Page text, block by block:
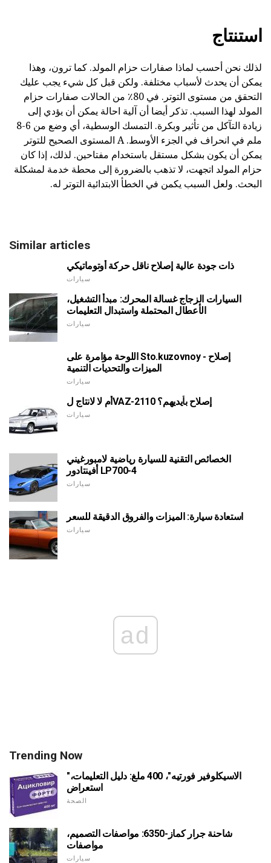
استنتاج
لذلك نحن أحسب لماذا صفارات حزام المولد. كما ترون، وهذا
يمكن أن يحدث لأسباب مختلفة. ولكن قبل كل شيء يجب عليك
التحقق من مستوى التوتر. في 80٪ من الحالات صفارات حزام
المولد لهذا السبب. تذكر أيضا أن آلية احالة يمكن أن يؤدي إلى
زيادة التآكل من تأثير وبكرة. التمسك الوسطية، أي وضع من 6-8
ملم في انحراف في الجزء الأوسط. A المستوى الصحيح للتوتر
يمكن أن يكون بشكل مستقل باستخدام مفتاحين. لذلك، إذا كان
حزام المولد اتجهت، لا تذهب بالضرورة إلى محطة خدمة لمشكلة
البحث. ولعل السبب يكمن في الخطأ الابتدائية التوتر له.
Similar articles
ذات جودة عالية إصلاح ناقل حركة أوتوماتيكي
سيارات
السيارات الزجاج غسالة المحرك: مبدأ التشغيل،
الأعطال المحتملة واستبدال التعليمات
سيارات
اللوحة مؤامرة على Sto.kuzovnoy إصلاح -
الميزات والتحديات التنمية
سيارات
أم لا لانتاج لVAZ-2110 إصلاح بأيديهم؟
سيارات
الخصائص التقنية للسيارة رياضية لامبورغيني
أفينتادور LP700-4
سيارات
استعادة سيارة: الميزات والفروق الدقيقة للسعر
سيارات
ad
Trending Now
"الاسيكلوفير فورتيه"، 400 ملغ: دليل التعليمات،
استعراض
الصحة
شاحنة جرار كماز-6350: مواصفات التصميم،
مواصفات
سيارات